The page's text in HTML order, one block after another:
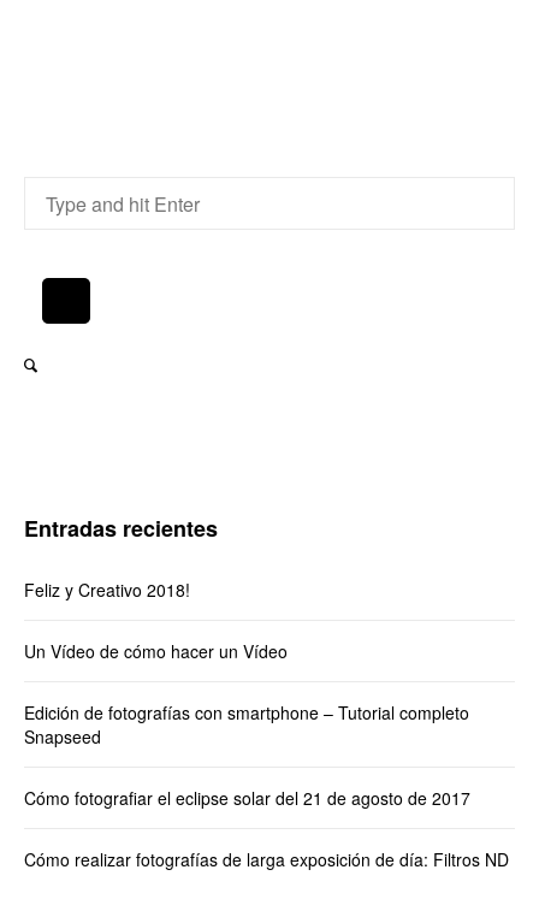
Entradas recientes
Feliz y Creativo 2018!
Un Vídeo de cómo hacer un Vídeo
Edición de fotografías con smartphone – Tutorial completo
Snapseed
Cómo fotografiar el eclipse solar del 21 de agosto de 2017
Cómo realizar fotografías de larga exposición de día: Filtros ND